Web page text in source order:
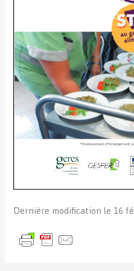
Dernière modification le 16